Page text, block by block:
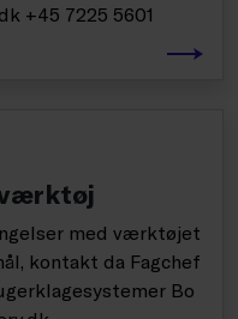
+45 7225 5601
med værktøjet
kontakt da Fagchef
Bo